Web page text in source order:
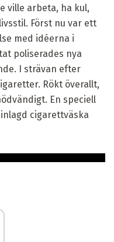
ville arbeta, ha kul,
Först nu var ett
med idéerna i
poliserades nya
I strävan efter
Rökt överallt,
En speciell
cigarettväska